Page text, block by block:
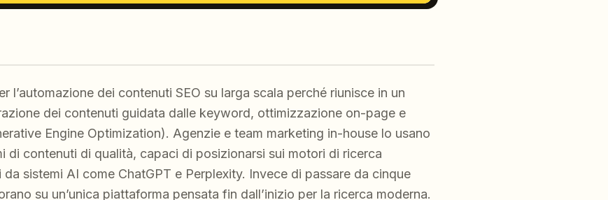
l’automazione dei contenuti SEO su larga scala perché riunisce in un
dei contenuti guidata dalle keyword, ottimizzazione on-page e
Engine Optimization). Agenzie e team marketing in-house lo usano
di contenuti di qualità, capaci di posizionarsi sui motori di ricerca
sistemi AI come ChatGPT e Perplexity. Invece di passare da cinque
su un’unica piattaforma pensata fin dall’inizio per la ricerca moderna.